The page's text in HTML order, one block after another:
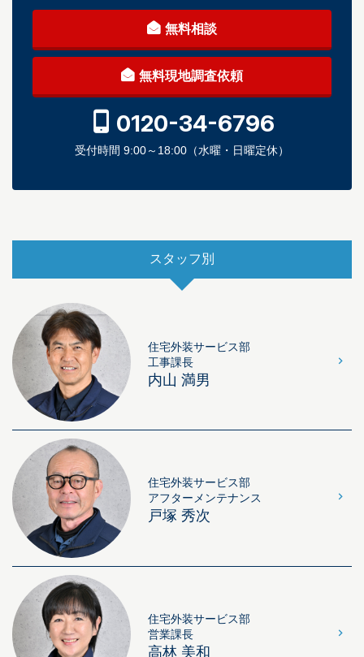
無料相談
無料現地調査依頼
0120-34-6796
受付時間 9:00～18:00（水曜・日曜定休）
スタッフ別
住宅外装サービス部
工事課長
内山 満男
住宅外装サービス部
アフターメンテナンス
戸塚 秀次
住宅外装サービス部
営業課長
高林 美和